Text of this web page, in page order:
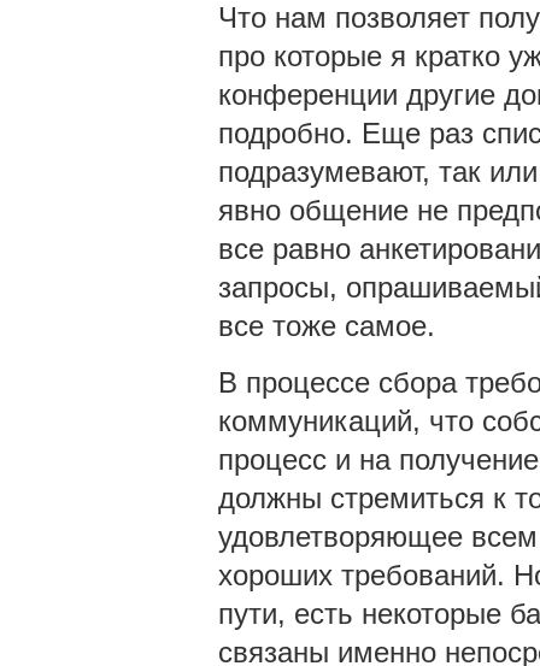
Что нам позволяет
про которые я кратко
конференции другие
подробно. Еще раз
подразумевают, так
явно общение не
все равно
запросы,
все тоже самое.
В процессе сбора
коммуникаций, что
процесс и на
должны стремиться к
удовлетворяющее
хороших требований.
пути, есть некоторые
связаны именно